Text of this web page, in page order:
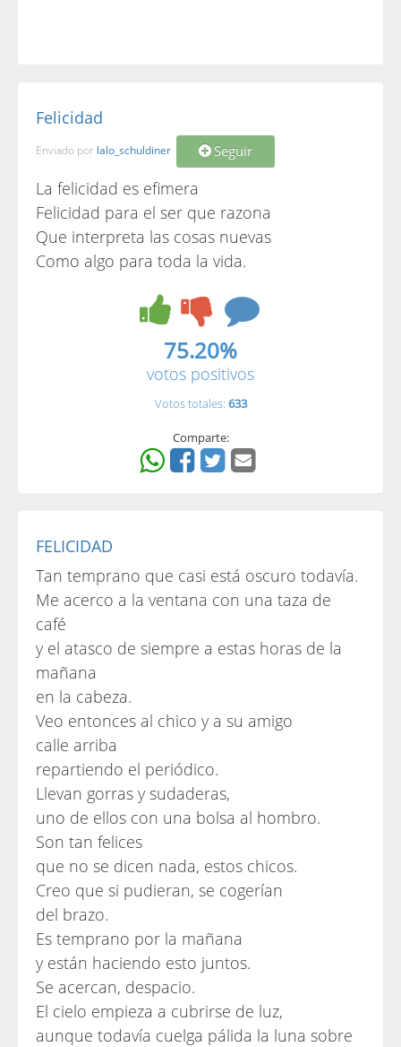
Felicidad
Enviado por lalo_schuldiner Seguir
La felicidad es efimera
Felicidad para el ser que razona
Que interpreta las cosas nuevas
Como algo para toda la vida.
75.20%
votos positivos
Votos totales: 633
Comparte:
FELICIDAD
Tan temprano que casi está oscuro todavía.
Me acerco a la ventana con una taza de
café
y el atasco de siempre a estas horas de la
mañana
en la cabeza.
Veo entonces al chico y a su amigo
calle arriba
repartiendo el periódico.
Llevan gorras y sudaderas,
uno de ellos con una bolsa al hombro.
Son tan felices
que no se dicen nada, estos chicos.
Creo que si pudieran, se cogerían
del brazo.
Es temprano por la mañana
y están haciendo esto juntos.
Se acercan, despacio.
El cielo empieza a cubrirse de luz,
aunque todavía cuelga pálida la luna sobre